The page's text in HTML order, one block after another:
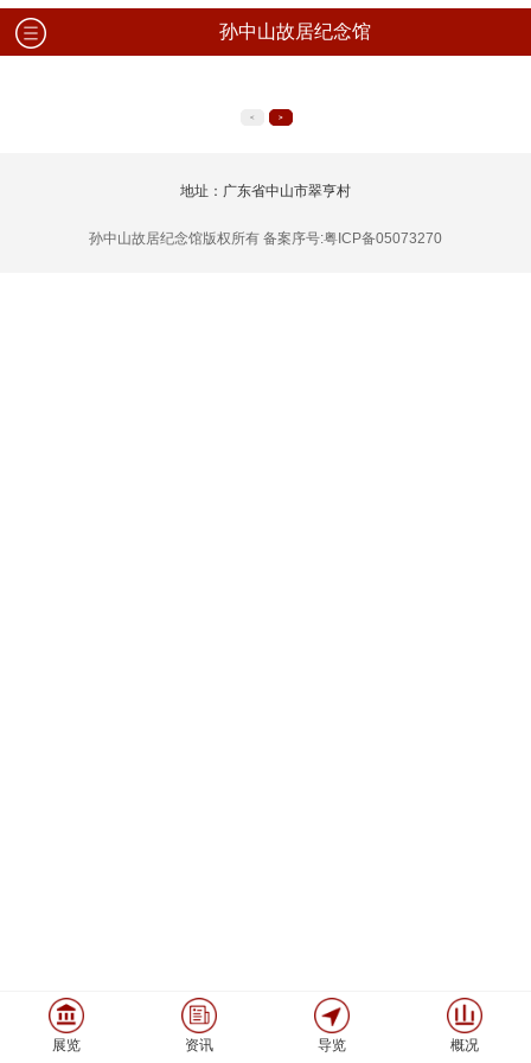
孙中山故居纪念馆
< >
地址：广东省中山市翠亨村
孙中山故居纪念馆版权所有 备案序号:粤ICP备05073270
展览 资讯 导览 概况